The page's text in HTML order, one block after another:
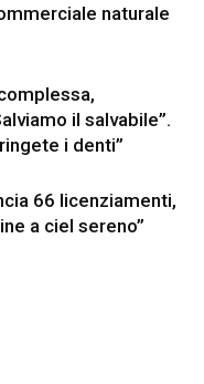
naturale
il salvabile”.
i denti”
66 licenziamenti,
a ciel sereno”